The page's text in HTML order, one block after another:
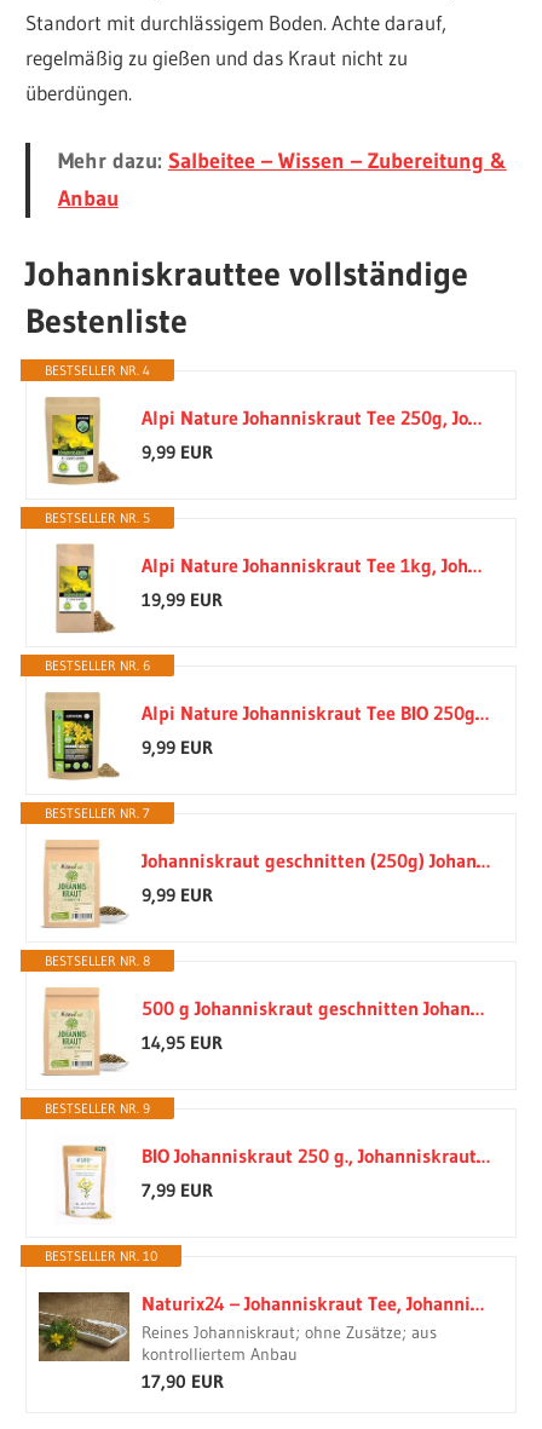
Standort mit durchlässigem Boden. Achte darauf,
regelmäßig zu gießen und das Kraut nicht zu
überdüngen.
Mehr dazu: Salbeitee – Wissen – Zubereitung &
Anbau
Johanniskrauttee vollständige
Bestenliste
BESTSELLER NR. 4
Alpi Nature Johanniskraut Tee 250g, Johanniskraut getrocknet
9,99 EUR
BESTSELLER NR. 5
Alpi Nature Johanniskraut Tee 1kg, Johanniskraut getrocknet
19,99 EUR
BESTSELLER NR. 6
Alpi Nature Johanniskraut Tee BIO 250g, bio Johanniskraut getrocknet
9,99 EUR
BESTSELLER NR. 7
Johanniskraut geschnitten (250g) Johanniskraut-Tee Kräutertee natürlich vom-Achterhof
9,99 EUR
BESTSELLER NR. 8
500 g Johanniskraut geschnitten Johanniskraut-Tee Kräutertee natürlich vom-Achterhof
14,95 EUR
BESTSELLER NR. 9
BIO Johanniskraut 250 g., Johanniskraut Tee getrocknet und geschnitten 5 mm., Wildsamlung aus EU, Hypericum perforatum von Balkan Herbs (250 g. (1er Pack))
7,99 EUR
BESTSELLER NR. 10
Naturix24 – Johanniskraut Tee, Johanniskraut geschnitten – 1 Kg Beutel
Reines Johanniskraut; ohne Zusätze; aus
kontrolliertem Anbau
17,90 EUR